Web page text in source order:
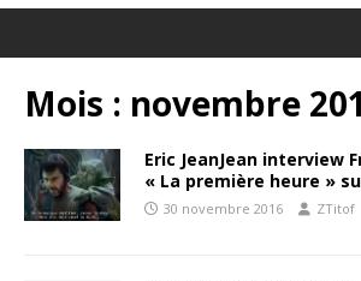
Mois : novembre
Eric JeanJean interview
« La première heure »
30 novembre 2016 ZTitof